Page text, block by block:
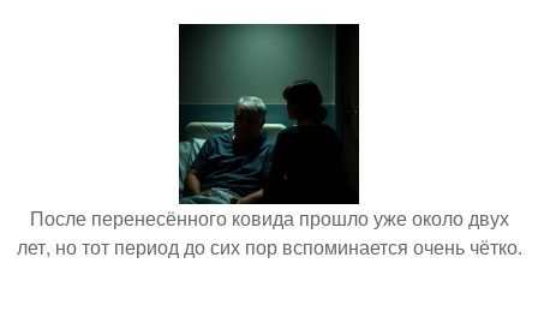
После перенесённого ковида прошло уже около двух
лет, но тот период до сих пор вспоминается очень чётко.